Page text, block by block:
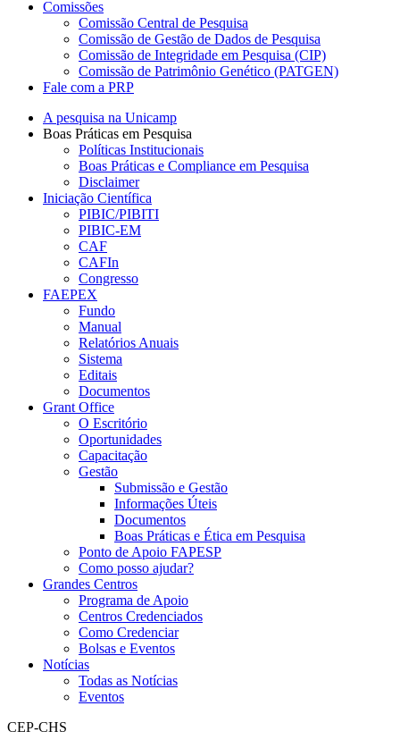
Comissões
Comissão Central de Pesquisa
Comissão de Gestão de Dados de Pesquisa
Comissão de Integridade em Pesquisa (CIP)
Comissão de Patrimônio Genético (PATGEN)
Fale com a PRP
A pesquisa na Unicamp
Boas Práticas em Pesquisa
Políticas Institucionais
Boas Práticas e Compliance em Pesquisa
Disclaimer
Iniciação Científica
PIBIC/PIBITI
PIBIC-EM
CAF
CAFIn
Congresso
FAEPEX
Fundo
Manual
Relatórios Anuais
Sistema
Editais
Documentos
Grant Office
O Escritório
Oportunidades
Capacitação
Gestão
Submissão e Gestão
Informações Úteis
Documentos
Boas Práticas e Ética em Pesquisa
Ponto de Apoio FAPESP
Como posso ajudar?
Grandes Centros
Programa de Apoio
Centros Credenciados
Como Credenciar
Bolsas e Eventos
Notícias
Todas as Notícias
Eventos
CEP-CHS